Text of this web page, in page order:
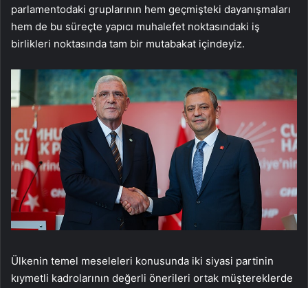
parlamentodaki gruplarının hem geçmişteki dayanışmaları
hem de bu süreçte yapıcı muhalefet noktasındaki iş
birlikleri noktasında tam bir mutabakat içindeyiz.
Ülkenin temel meseleleri konusunda iki siyasi partinin
kıymetli kadrolarının değerli önerileri ortak müştereklerde